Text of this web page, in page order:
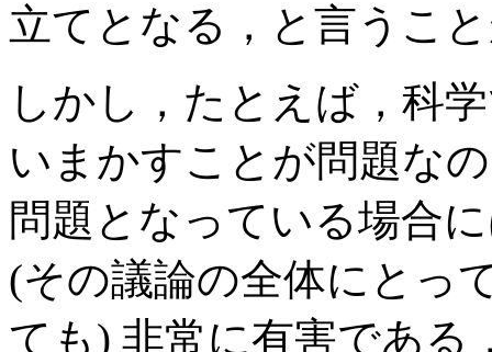
立てとなる，と言うこ
しかし，たとえば，科
いまかすことが問題な
問題となっている場合
(その議論の全体にとっ
ても) 非常に有害である